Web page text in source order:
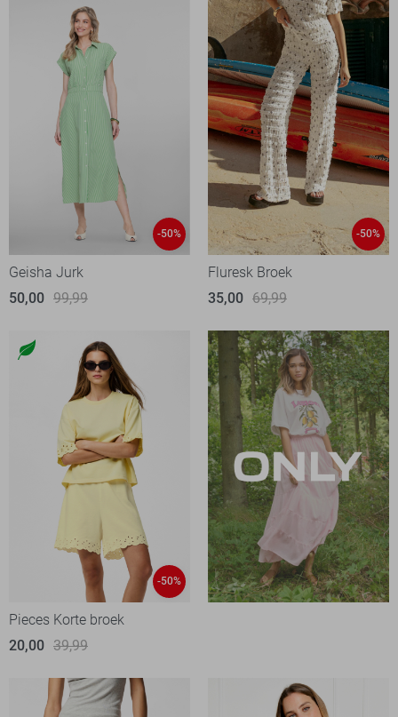
-50%
Geisha Jurk
50,00 99,99
-50%
Fluresk Broek
35,00 69,99
-50%
Pieces Korte broek
20,00 39,99